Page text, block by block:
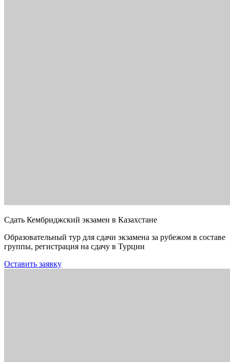
Сдать Кембриджский экзамен в Казахстане
Образовательный тур для сдачи экзамена за рубежом в составе
группы, регистрация на сдачу в Турции
Оставить заявку